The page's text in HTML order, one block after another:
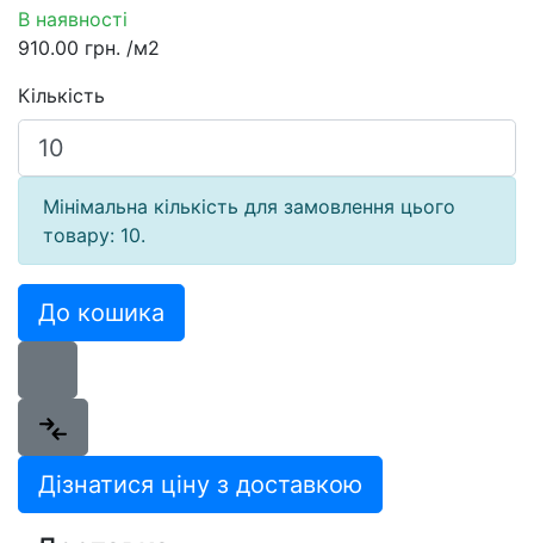
В наявності
910.00 грн. /м2
Кількість
Мінімальна кількість для замовлення цього
товару: 10.
До кошика
Дізнатися ціну з доставкою